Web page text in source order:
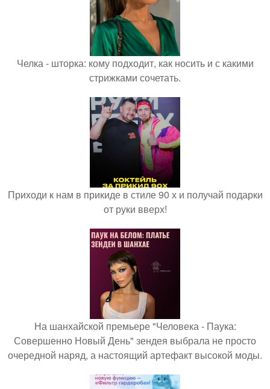
Челка - шторка: кому подходит, как носить и с какими
стрижками сочетать.
Приходи к нам в прикиде в стиле 90 х и получай подарки
от руки вверх!
На шанхайской премьере "Человека - Паука:
Совершенно Новый День" зендея выбрала не просто
очередной наряд, а настоящий артефакт высокой моды.